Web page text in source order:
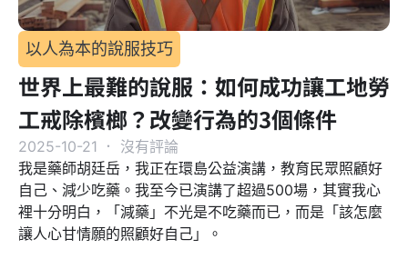
以人為本的說服技巧
世界上最難的說服：如何成功讓工地勞
工戒除檳榔？改變行為的3個條件
2025-10-21 ．
沒有評論
我是藥師胡廷岳，我正在環島公益演講，教育民眾照顧好
自己、減少吃藥。我至今已演講了超過500場，其實我心
裡十分明白，「減藥」不光是不吃藥而已，而是「該怎麼
讓人心甘情願的照顧好自己」。